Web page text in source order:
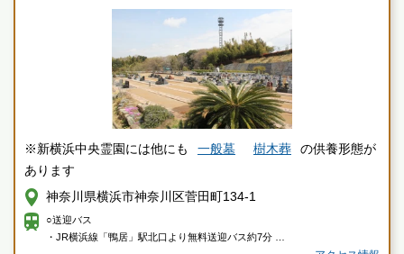
※新横浜中央霊園には他にも 一般墓 樹木葬
の供養形態が
あります
神奈川県横浜市神奈川区菅田町134-1
○送迎バス
・JR横浜線「鴨居」駅北口より無料送迎バス約7分